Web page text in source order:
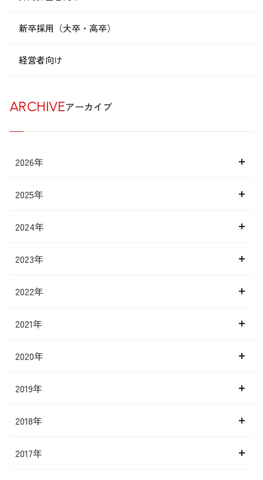
新卒採用（大卒・高卒）
経営者向け
ARCHIVEアーカイブ
2026年
2025年
2024年
2023年
2022年
2021年
2020年
2019年
2018年
2017年